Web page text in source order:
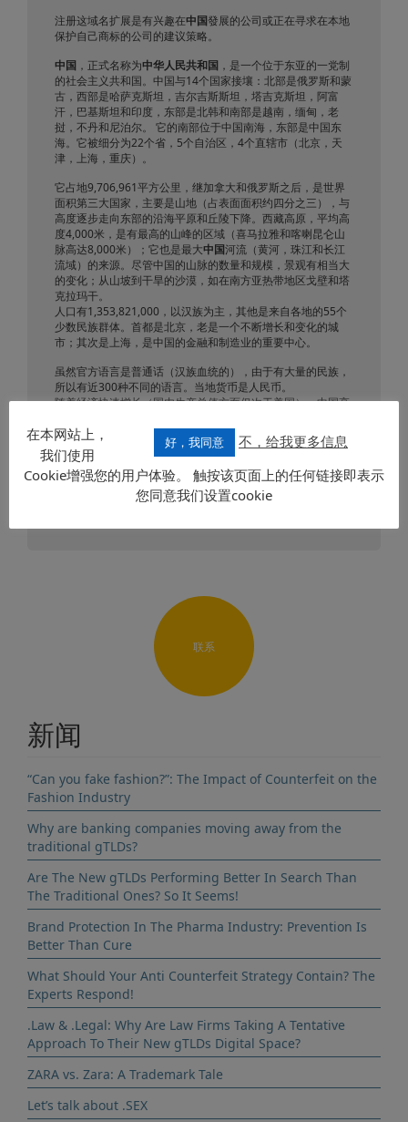
注册这域名扩展是有兴趣在中国發展的公司或正在寻求在本地
保护自己商标的公司的建议策略。
中国 ，正式名称为中华人民共和国 ，是一个位于东亚的一党制
的社会主义共和国。中国与14个国家接壤：北部是俄罗斯和蒙
古，西部是哈萨克斯坦，吉尔吉斯斯坦，塔吉克斯坦，阿富
汗，巴基斯坦和印度，东部是北韩和南部是越南，缅甸，老
挝，不丹和尼泊尔。 它的南部位于中国南海，东部是中国东
海。它被细分为22个省，5个自治区，4个直辖市（北京，天
津，上海，重庆）。
它占地9,706,961平方公里，继加拿大和俄罗斯之后，是世界
面积第三大国家，主要是山地（占表面面积约四分之三），与
高度逐步走向东部的沿海平原和丘陵下降。西藏高原，平均高
度4,000米，是有最高的山峰的区域（喜马拉雅和喀喇昆仑山
脉高达8,000米）；它也是最大中国河流（黄河，珠江和长江
流域）的来源。尽管中国的山脉的数量和规模，景观有相当大
的变化；从山坡到干旱的沙漠，如在南方亚热带地区戈壁和塔
克拉玛干。
人口有1,353,821,000，以汉族为主，其他是来自各地的55个
少数民族群体。首都是北京，老是一个不断增长和变化的城
市；其次是上海，是中国的金融和制造业的重要中心。
虽然官方语言是普通话（汉族血统的），由于有大量的民族，
所以有近300种不同的语言。当地货币是人民币。
随着经济快速增长（国内生产总值方面仅次于美国），中国高
味着面临能源成本的上升。畜牧业（尤其是猪）和种植水稻和
小麦（还有茶叶，烟草，棉花和亚麻子）在中国仍然是非常普
遍的活动。
联系
新闻
“Can you fake fashion?”: The Impact of Counterfeit on the
Fashion Industry
Why are banking companies moving away from the
traditional gTLDs?
Are The New gTLDs Performing Better In Search Than
The Traditional Ones? So It Seems!
Brand Protection In The Pharma Industry: Prevention Is
Better Than Cure
What Should Your Anti Counterfeit Strategy Contain? The
Experts Respond!
.Law & .Legal: Why Are Law Firms Taking A Tentative
Approach To Their New gTLDs Digital Space?
ZARA vs. Zara: A Trademark Tale
Let’s talk about .SEX
好，我同意 不，给我更多信息
在本网站上，
我们使用
Cookie增强您的用户体验。 触按该页面上的任何链接即表示
您同意我们设置cookie